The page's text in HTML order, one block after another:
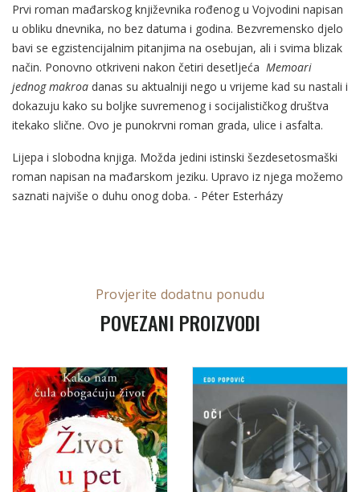
Prvi roman mađarskog književnika rođenog u Vojvodini napisan
u obliku dnevnika, no bez datuma i godina. Bezvremensko djelo
bavi se egzistencijalnim pitanjima na osebujan, ali i svima blizak
način. Ponovno otkriveni nakon četiri desetljeća Memoari
jednog makroa danas su aktualniji nego u vrijeme kad su nastali i
dokazuju kako su boljke suvremenog i socijalističkog društva
itekako slične. Ovo je punokrvni roman grada, ulice i asfalta.
Lijepa i slobodna knjiga. Možda jedini istinski šezdesetosmaški
roman napisan na mađarskom jeziku. Upravo iz njega možemo
saznati najviše o duhu onog doba. - Péter Esterházy
Provjerite dodatnu ponudu
POVEZANI PROIZVODI